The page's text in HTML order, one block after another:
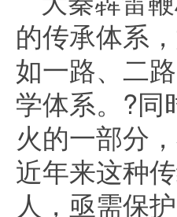
的传承体系
如一路、二
学体系。?同
火的一部分
近年来这种
人，亟需保